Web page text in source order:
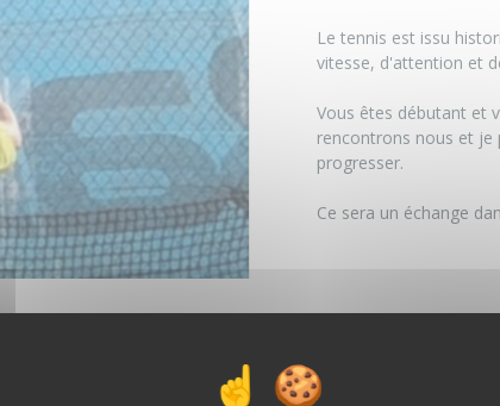
Le tennis est issu
vitesse, d'attention et
Vous êtes débutant et
rencontrons nous et je
progresser.